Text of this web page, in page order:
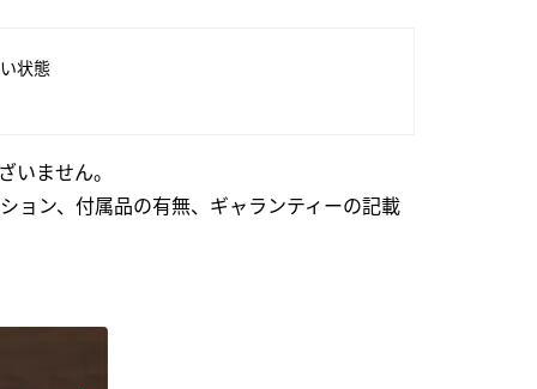
状態
ません。
ョン、付属品の有無、ギャランティーの記載